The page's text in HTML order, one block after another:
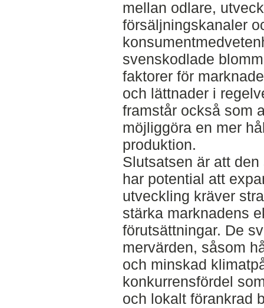
mellan odlare,
försäljningskanaler
svenskodlade
faktorer för
och lättnader i
framstår också som
möjliggöra en mer
produktion.
Slutsatsen är att
har potential att
utveckling kräver
stärka marknadens
förutsättningar. De
mervärden, såsom
och minskad
konkurrensfördel
och lokalt förankrad